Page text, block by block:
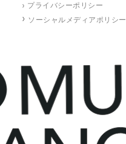
プライバシーポリシー
ソーシャルメディアポリシー